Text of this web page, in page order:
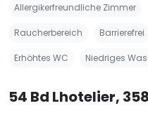
Allergikerfreundliche Zimmer
Raucherbereich Barrierefrei
Erhöhtes WC Niedriges
54 Bd Lhotelier,